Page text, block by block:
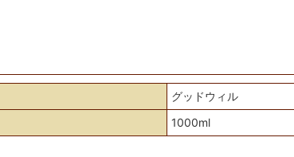
グッドウィル
1000ml